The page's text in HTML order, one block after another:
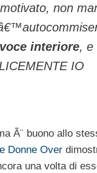
non
interiore, e
IO
Ã¨ buono allo
Donne Over
una volta di